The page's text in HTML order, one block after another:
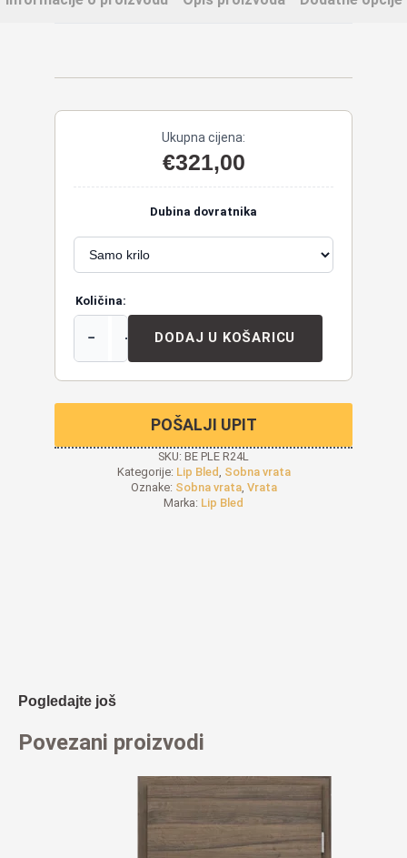
Ukupna cijena:
€321,00
Dubina dovratnika
Količina:
− + DODAJ U KOŠARICU
POŠALJI UPIT
SKU: BE PLE R24L
Kategorije: Lip Bled Sobna vrata
Oznake: Sobna vrata, Vrata
Marka: Lip Bled
Pogledajte još
Povezani proizvodi